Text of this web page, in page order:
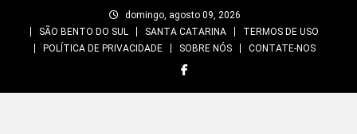
domingo, agosto 09, 2026
SÃO BENTO DO SUL
SANTA CATARINA
TERMOS DE USO
POLÍTICA DE PRIVACIDADE
SOBRE NÓS CONTATE-NOS